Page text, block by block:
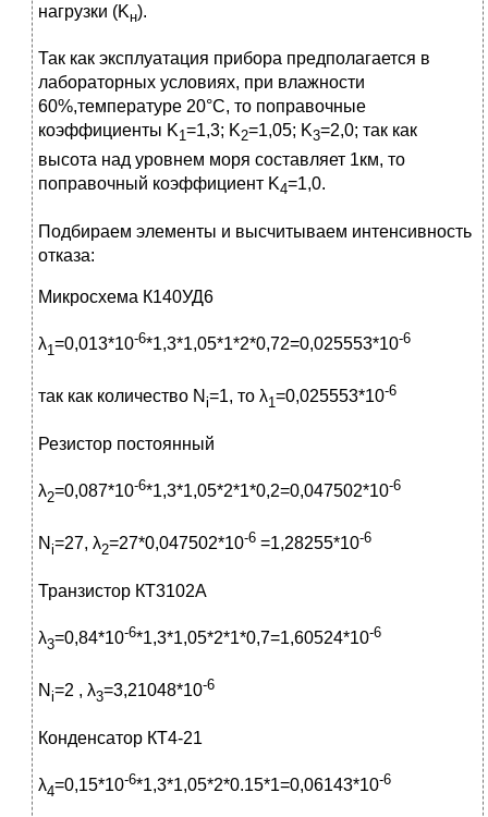
нагрузки (Kн).
Так как эксплуатация прибора предполагается в
лабораторных условиях, при влажности
60%,температуре 20°С, то поправочные
коэффициенты K1=1,3; K2=1,05; K3=2,0; так как
высота над уровнем моря составляет 1км, то
поправочный коэффициент K4=1,0.
Подбираем элементы и высчитываем интенсивность
отказа:
Микросхема К140УД6
λ1=0,013*10-6*1,3*1,05*1*2*0,72=0,025553*10-6
так как количество N i=1, то λ1=0,025553*10-6
Резистор постоянный
λ2=0,087*10-6*1,3*1,05*2*1*0,2=0,047502*10-6
N i=27, λ2=27*0,047502*10-6 =1,28255*10-6
Транзистор КТ3102А
λ3=0,84*10-6*1,3*1,05*2*1*0,7=1,60524*10-6
N i=2 , λ3=3,21048*10-6
Конденсатор КТ4-21
λ4=0,15*10-6*1,3*1,05*2*0.15*1=0,06143*10-6